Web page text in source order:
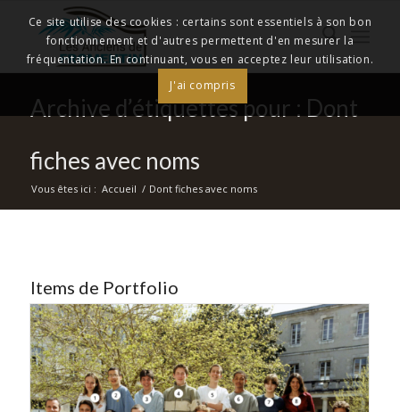
Archive d’étiquettes pour : Dont
fiches avec noms
Vous êtes ici : Accueil / Dont fiches avec noms
Items de Portfolio
Ce site utilise des cookies : certains sont essentiels à son bon
fonctionnement et d'autres permettent d'en mesurer la
fréquentation. En continuant, vous en acceptez leur utilisation.
J'ai compris